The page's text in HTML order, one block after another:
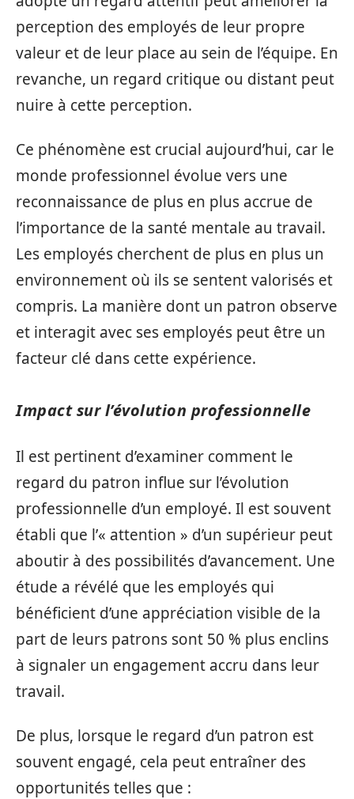
perception des employés de leur propre
valeur et de leur place au sein de l’équipe. En
revanche, un regard critique ou distant peut
nuire à cette perception.
Ce phénomène est crucial aujourd’hui, car le
monde professionnel évolue vers une
reconnaissance de plus en plus accrue de
l’importance de la santé mentale au travail.
Les employés cherchent de plus en plus un
environnement où ils se sentent valorisés et
compris. La manière dont un patron observe
et interagit avec ses employés peut être un
facteur clé dans cette expérience.
Impact sur l’évolution professionnelle
Il est pertinent d’examiner comment le
regard du patron influe sur l’évolution
professionnelle d’un employé. Il est souvent
établi que l’« attention » d’un supérieur peut
aboutir à des possibilités d’avancement. Une
étude a révélé que les employés qui
bénéficient d’une appréciation visible de la
part de leurs patrons sont 50 % plus enclins
à signaler un engagement accru dans leur
travail.
De plus, lorsque le regard d’un patron est
souvent engagé, cela peut entraîner des
opportunités telles que :